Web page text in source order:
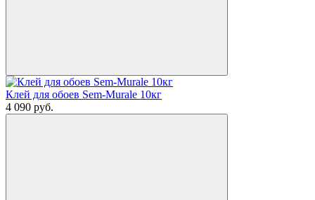
Клей для обоев Sem-Murale 10кг
4 090 руб.